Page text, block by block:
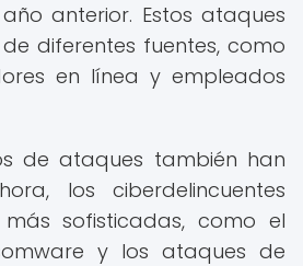
anterior. Estos ataques
diferentes fuentes, como
en línea y empleados
de ataques también han
los ciberdelincuentes
sofisticadas, como el
y los ataques de